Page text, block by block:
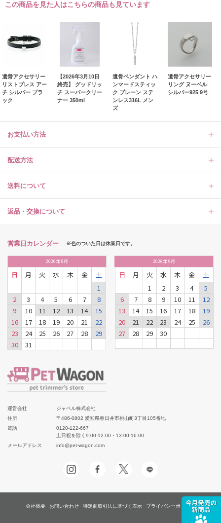
この商品を見た人はこちらの商品も見ています
遺骨アクセサリー
リストブレス アー
チ シルバー ブラ
ック
【2026年3月10日
終売】 グッドリッ
チ スーパークリー
ナー 350ml
遺骨ペンダント ハ
ンマードスティッ
ク プレーン ステ
ンレス316L メン
ズ
遺骨アクセサリー
リング ヌーベル
シルバー925 9号
お支払い方法
配送方法
送料について
返品・交換について
営業日カレンダー ※色のついた日は休業日です。
2026年8月
日 月 火 水 木 金
土
1
2
3 4 5 6 7
8
9
10 11 12 13 14
15
16
17 18 19 20 21
22
23
24 25 26 27 28
29
30
31
2026年9月
日 月 火 水 木 金
土
1
2 3 4
5
6
7 8 9 10 11
12
13
14 15 16 17 18
19
20
21 22 23 24 25
26
27
28 29 30
運営会社
ジャペル株式会社
住所
〒486-0802 愛知県春日井市桃山町3丁目105番地
電話
0120-122-667
土日祝を除く9:00-12:00・13:00-16:00
メールアドレス
info@pet-wagon.com
会社概要 お問い合わせ 特定商取引法に基づく表示 プライバシーポリシー